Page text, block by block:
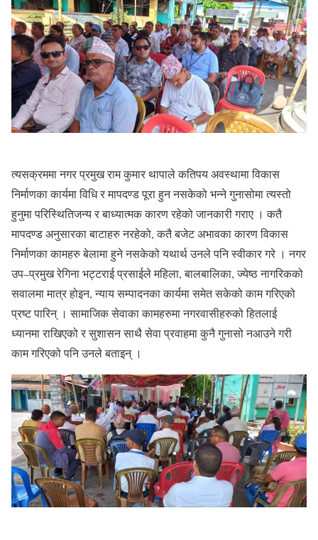
त्यसक्रममा नगर प्रमुख राम कुमार थापाले कतिपय अवस्थामा विकास
निर्माणका कार्यमा विधि र मापदण्ड पूरा हुन नसकेको भन्ने गुनासोमा त्यस्तो
हुनुमा परिस्थितिजन्य र बाध्यात्मक कारण रहेको जानकारी गराए । कतै
मापदण्ड अनुसारका बाटाहरु नरहेको, कतै बजेट अभावका कारण विकास
निर्माणका कामहरु बेलामा हुने नसकेको यथार्थ उनले पनि स्वीकार गरे । नगर
उप–प्रमुख रेगिना भट्टराई प्रसाईले महिला, बालबालिका, ज्येष्ठ नागरिकको
सवालमा मात्र होइन, न्याय सम्पादनका कार्यमा समेत सकेको काम गरिएको
प्रष्ट पारिन् । सामाजिक सेवाका कामहरुमा नगरवासीहरुको हितलाई
ध्यानमा राखिएको र सुशासन साथै सेवा प्रवाहमा कुनै गुनासो नआउने गरी
काम गरिएको पनि उनले बताइन् ।